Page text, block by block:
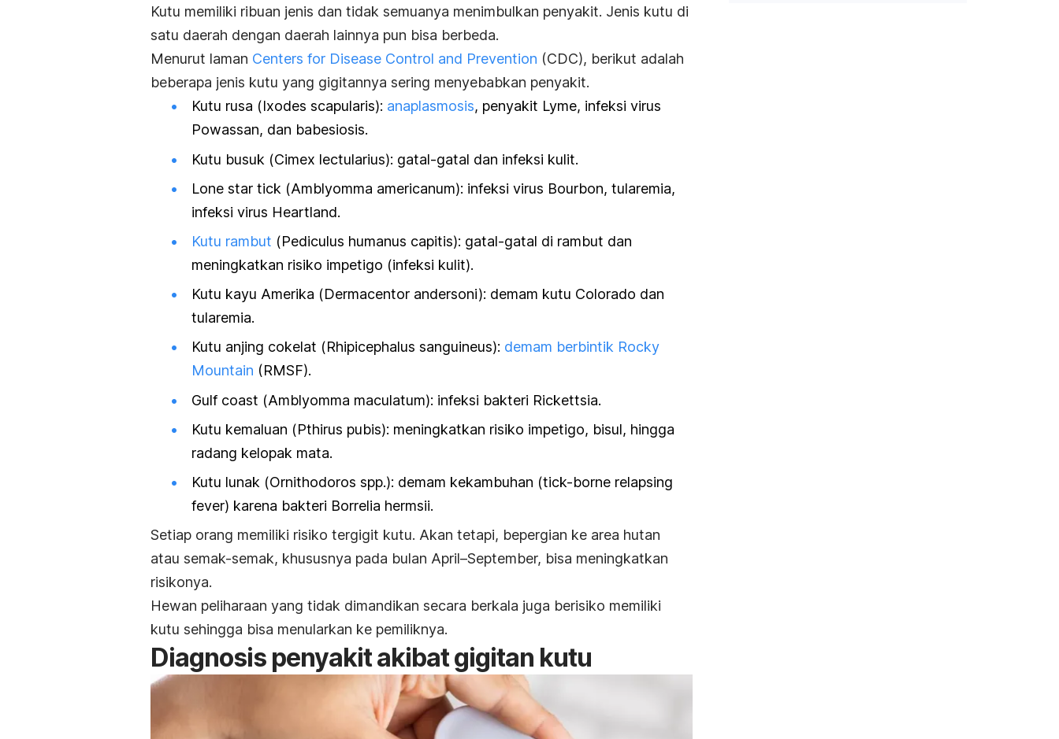
Kutu memiliki ribuan jenis dan tidak semuanya menimbulkan penyakit. Jenis kutu di
satu daerah dengan daerah lainnya pun bisa berbeda.
Menurut laman Centers for Disease Control and Prevention (CDC), berikut adalah
beberapa jenis kutu yang gigitannya sering menyebabkan penyakit.
Kutu rusa (Ixodes scapularis): anaplasmosis, penyakit Lyme, infeksi virus
Powassan, dan babesiosis.
Kutu busuk (Cimex lectularius): gatal-gatal dan infeksi kulit.
Lone star tick (Amblyomma americanum): infeksi virus Bourbon, tularemia,
infeksi virus Heartland.
Kutu rambut (Pediculus humanus capitis): gatal-gatal di rambut dan
meningkatkan risiko impetigo (infeksi kulit).
Kutu kayu Amerika (Dermacentor andersoni): demam kutu Colorado dan
tularemia.
Kutu anjing cokelat (Rhipicephalus sanguineus): demam berbintik Rocky
Mountain (RMSF).
Gulf coast (Amblyomma maculatum): infeksi bakteri Rickettsia.
Kutu kemaluan (Pthirus pubis): meningkatkan risiko impetigo, bisul, hingga
radang kelopak mata.
Kutu lunak (Ornithodoros spp.): demam kekambuhan (tick-borne relapsing
fever) karena bakteri Borrelia hermsii.
Setiap orang memiliki risiko tergigit kutu. Akan tetapi, bepergian ke area hutan
atau semak-semak, khususnya pada bulan April–September, bisa meningkatkan
risikonya.
Hewan peliharaan yang tidak dimandikan secara berkala juga berisiko memiliki
kutu sehingga bisa menularkan ke pemiliknya.
Diagnosis penyakit akibat gigitan kutu